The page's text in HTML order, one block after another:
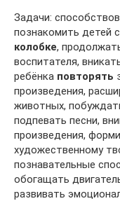
Задачи:
познакомить детей
колобке,
воспитателя,
ребёнка повторять
произведения,
животных,
подпевать песни,
произведения,
художественному
познавательные
обогащать
развивать